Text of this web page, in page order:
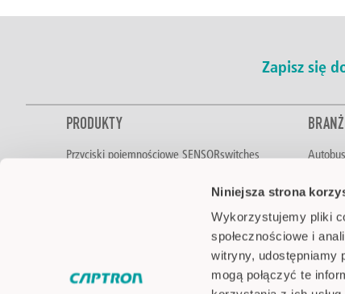
Niniejsza strona
Wykorzystujemy pliki
społecznościowe i
witryny, udostępniamy
mogą połączyć te
Zapisz się
PRODUKTY
Przyciski pojemnościowe SENSORswitches
Akcesoria
Autobus